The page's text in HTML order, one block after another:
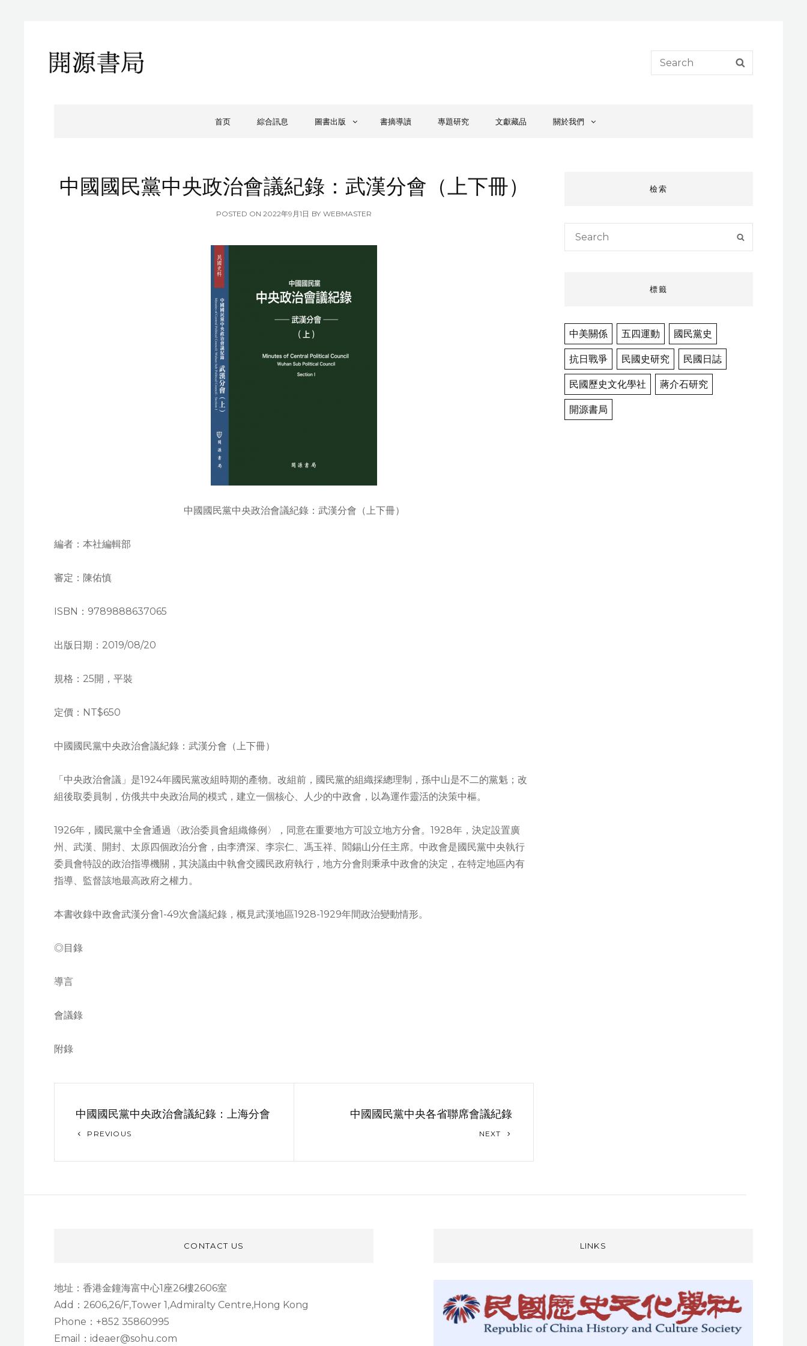
開源書局
開源書局出版有限公司
Search
for:
首页 綜合訊息 圖書出版 書摘導讀 專題研究 文獻藏品 關於我們
中國國民黨中央政治會議紀錄：武漢分會（上下冊）
POSTED ONPOSTED
2022年9月1日 BY WEBMASTER
中國國民黨中央政治會議紀錄：武漢分會（上下冊）
編者：本社編輯部
審定：陳佑慎
ISBN：9789888637065
出版日期：2019/08/20
規格：25開，平裝
定價：NT$650
中國國民黨中央政治會議紀錄：武漢分會（上下冊）
「中央政治會議」是1924年國民黨改組時期的產物。改組前，國民黨的組織採總理制，孫中山是不二的黨魁；改
組後取委員制，仿俄共中央政治局的模式，建立一個核心、人少的中政會，以為運作靈活的決策中樞。
1926年，國民黨中全會通過〈政治委員會組織條例〉，同意在重要地方可設立地方分會。1928年，決定設置廣
州、武漢、開封、太原四個政治分會，由李濟深、李宗仁、馮玉祥、閻錫山分任主席。中政會是國民黨中央執行
委員會特設的政治指導機關，其決議由中執會交國民政府執行，地方分會則秉承中政會的決定，在特定地區內有
指導、監督該地最高政府之權力。
本書收錄中政會武漢分會1-49次會議紀錄，概見武漢地區1928-1929年間政治變動情形。
◎目錄
導言
會議錄
附錄
航
中國國民黨中央政治會議紀錄：上海分會
Previous
PREVIOUS
中國國民黨中央各省聯席會議紀錄
NEXT
檢索
Search
標籤
中美關係 五四運動 國民黨史
抗日戰爭 民國史研究 民國日誌
民國歷史文化學社 蔣介石研究
開源書局
CONTACT US
地址：香港金鐘海富中心1座26樓2606室
Add：2606,26/F,Tower 1,Admiralty Centre,Hong Kong
Phone：+852 35860995
Email：ideaer@sohu.com
LINKS